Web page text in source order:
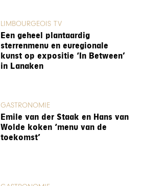
LIMBOURGEOIS TV
Een geheel plantaardig
sterrenmenu en euregionale
kunst op expositie ‘In Between’
in Lanaken
GASTRONOMIE
Emile van der Staak en Hans van
Wolde koken ‘menu van de
toekomst’